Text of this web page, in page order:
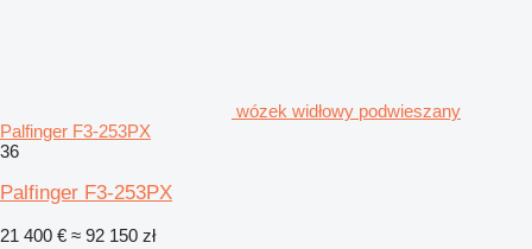
wózek widłowy podwieszany
Palfinger F3-253PX
36
Palfinger F3-253PX
21 400 € ≈ 92 150 zł